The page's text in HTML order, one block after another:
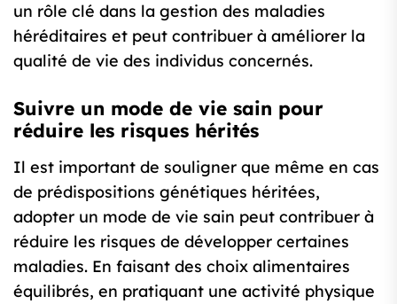
un rôle clé dans la gestion des maladies
héréditaires et peut contribuer à améliorer la
qualité de vie des individus concernés.
Suivre un mode de vie sain pour
réduire les risques hérités
Il est important de souligner que même en cas
de prédispositions génétiques héritées,
adopter un mode de vie sain peut contribuer à
réduire les risques de développer certaines
maladies. En faisant des choix alimentaires
équilibrés, en pratiquant une activité physique